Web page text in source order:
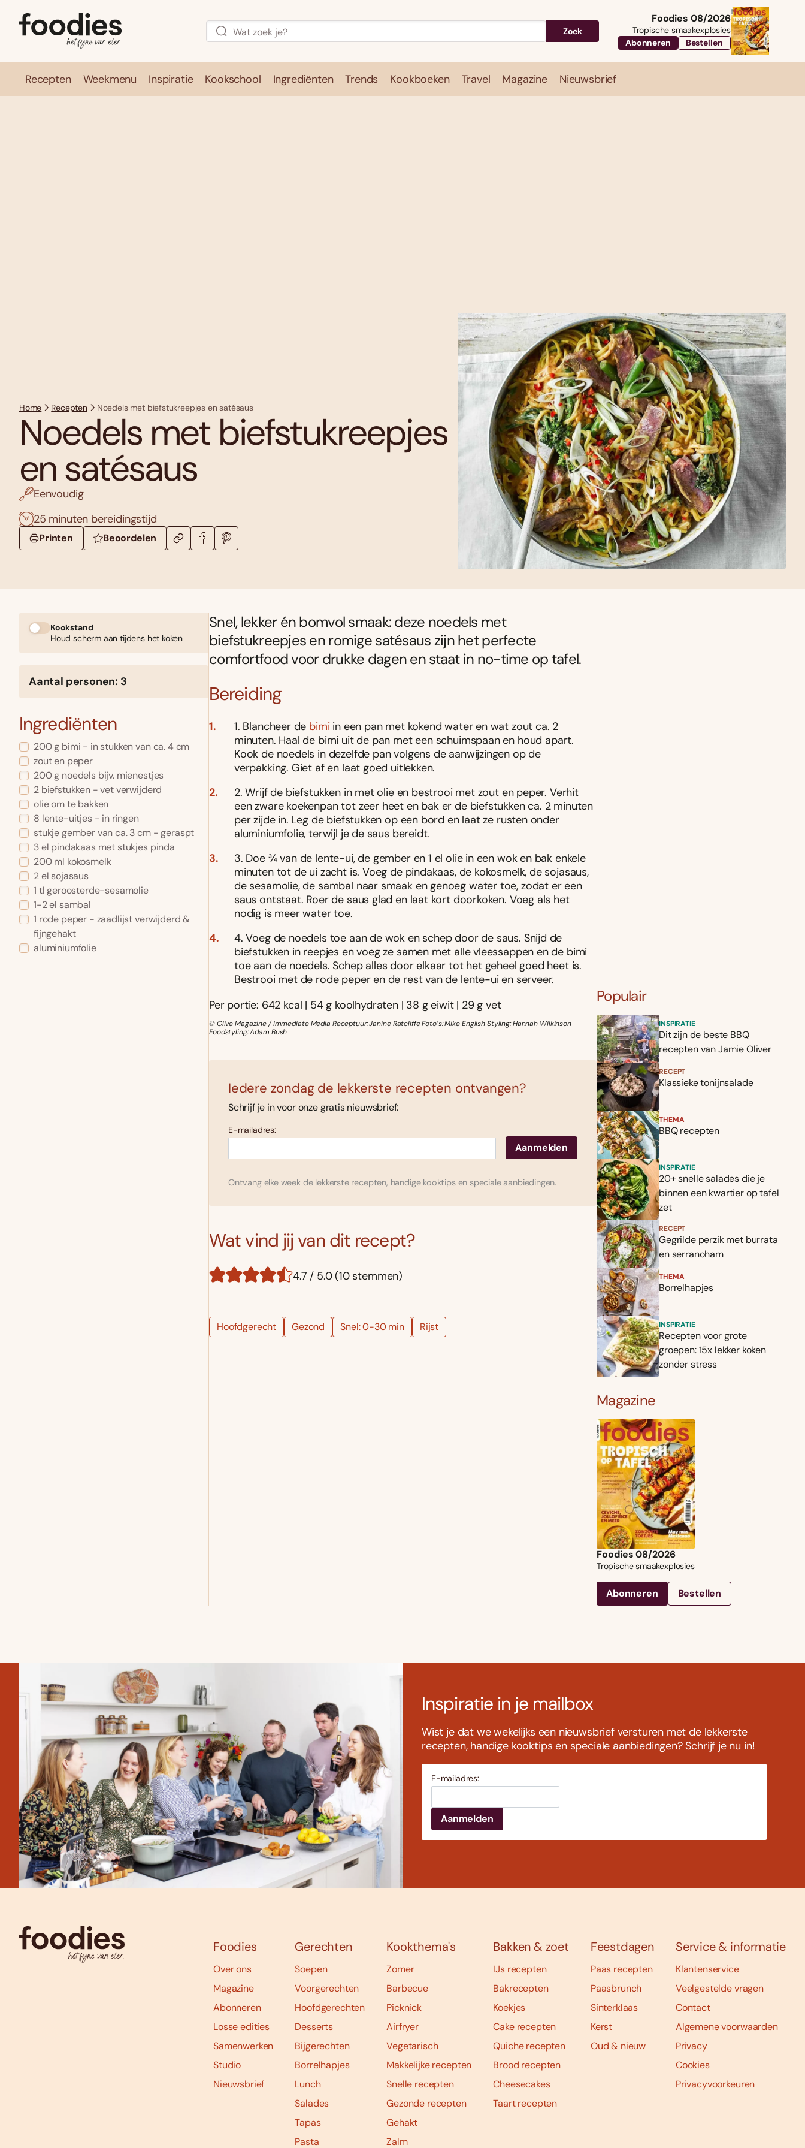
Zoek
Foodies 08/2026
Tropische smaakexplosies
Abonneren
Bestellen
Recepten Weekmenu Inspiratie Kookschool Ingrediënten Trends Kookboeken Travel Magazine Nieuwsbrief
Home Recepten Noedels met biefstukreepjes en satésaus
Noedels met biefstukreepjes
en satésaus
Eenvoudig
25 minuten bereidingstijd
Printen Beoordelen
Kookstand
Houd scherm aan tijdens het koken
Aantal personen: 3
Ingrediënten
200 g bimi - in stukken van ca. 4 cm
zout en peper
200 g noedels bijv. mienestjes
2 biefstukken - vet verwijderd
olie om te bakken
8 lente-uitjes - in ringen
stukje gember van ca. 3 cm - geraspt
3 el pindakaas met stukjes pinda
200 ml kokosmelk
2 el sojasaus
1 tl geroosterde-sesamolie
1-2 el sambal
1 rode peper - zaadlijst verwijderd &
fijngehakt
aluminiumfolie
Snel, lekker én bomvol smaak: deze noedels met
biefstukreepjes en romige satésaus zijn het perfecte
comfortfood voor drukke dagen en staat in no-time op tafel.
Bereiding
1. Blancheer de bimi in een pan met kokend water en wat zout ca. 2
minuten. Haal de bimi uit de pan met een schuimspaan en houd apart.
Kook de noedels in dezelfde pan volgens de aanwijzingen op de
verpakking. Giet af en laat goed uitlekken.
2. Wrijf de biefstukken in met olie en bestrooi met zout en peper. Verhit
een zware koekenpan tot zeer heet en bak er de biefstukken ca. 2 minuten
per zijde in. Leg de biefstukken op een bord en laat ze rusten onder
aluminiumfolie, terwijl je de saus bereidt.
3. Doe ¾ van de lente-ui, de gember en 1 el olie in een wok en bak enkele
minuten tot de ui zacht is. Voeg de pindakaas, de kokosmelk, de sojasaus,
de sesamolie, de sambal naar smaak en genoeg water toe, zodat er een
saus ontstaat. Roer de saus glad en laat kort doorkoken. Voeg als het
nodig is meer water toe.
4. Voeg de noedels toe aan de wok en schep door de saus. Snijd de
biefstukken in reepjes en voeg ze samen met alle vleessappen en de bimi
toe aan de noedels. Schep alles door elkaar tot het geheel goed heet is.
Bestrooi met de rode peper en de rest van de lente-ui en serveer.
Per portie: 642 kcal | 54 g koolhydraten | 38 g eiwit | 29 g vet
© Olive Magazine / Immediate Media Receptuur: Janine Ratcliffe Foto’s: Mike English Styling: Hannah Wilkinson
Foodstyling: Adam Bush
Iedere zondag de lekkerste recepten ontvangen?
Schrijf je in voor onze gratis nieuwsbrief:
E-mailadres:
Ontvang elke week de lekkerste recepten, handige kooktips en speciale aanbiedingen.
Wat vind jij van dit recept?
4.7 / 5.0 (10 stemmen)
Hoofdgerecht Gezond Snel: 0-30 min Rijst
Populair
INSPIRATIE
Dit zijn de beste BBQ
recepten van Jamie Oliver
RECEPT
Klassieke tonijnsalade
THEMA
BBQ recepten
INSPIRATIE
20+ snelle salades die je
binnen een kwartier op tafel
zet
RECEPT
Gegrilde perzik met burrata
en serranoham
THEMA
Borrelhapjes
INSPIRATIE
Recepten voor grote
groepen: 15x lekker koken
zonder stress
Magazine
Foodies 08/2026
Tropische smaakexplosies
Abonneren Bestellen
Inspiratie in je mailbox
Wist je dat we wekelijks een nieuwsbrief versturen met de lekkerste
recepten, handige kooktips en speciale aanbiedingen? Schrijf je nu in!
E-mailadres:
Foodies
Over ons
Magazine
Abonneren
Losse edities
Samenwerken
Studio
Nieuwsbrief
Gerechten
Soepen
Voorgerechten
Hoofdgerechten
Desserts
Bijgerechten
Borrelhapjes
Lunch
Salades
Tapas
Pasta
Kookthema's
Zomer
Barbecue
Picknick
Airfryer
Vegetarisch
Makkelijke recepten
Snelle recepten
Gezonde recepten
Gehakt
Zalm
Bakken & zoet
IJs recepten
Bakrecepten
Koekjes
Cake recepten
Quiche recepten
Brood recepten
Cheesecakes
Taart recepten
Feestdagen
Paas recepten
Paasbrunch
Sinterklaas
Kerst
Oud & nieuw
Service & informatie
Klantenservice
Veelgestelde vragen
Contact
Algemene voorwaarden
Privacy
Cookies
Privacyvoorkeuren